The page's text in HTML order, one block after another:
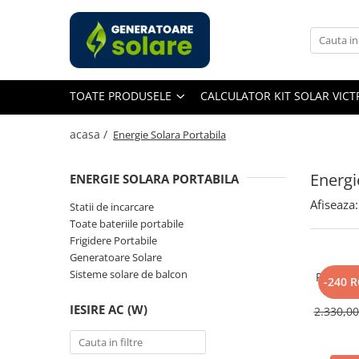
Toate Produsele
Cauta dupa capacitate
Intre 1000-2000W
Peste 3000W
Cauta dupa marca
TOATE PRODUSELE CALCULATOR KIT SOLAR
acasa / Energie Solara Portabila
ENERGIE SOLARA PORTABILA
Statii de incarcare
Toate bateriile portabile
Frigidere Portabile
Generatoare Solare
Sisteme solare de balcon
IESIRE AC (W)
Afiseaza:
-240
Panou